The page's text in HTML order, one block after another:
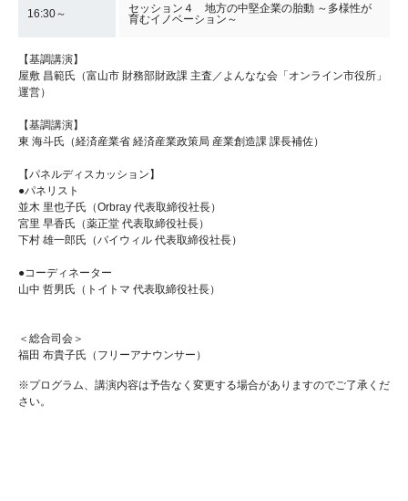
16:30～
セッション４ 地方の中堅企業の胎動 ～多様性が
育むイノベーション～
【基調講演】
屋敷 昌範氏（富山市 財務部財政課 主査／よんなな会「オンライン市役所」
運営）
【基調講演】
東 海斗氏（経済産業省 経済産業政策局 産業創造課 課長補佐）
【パネルディスカッション】
●パネリスト
並木 里也子氏（Orbray 代表取締役社長）
宮里 早香氏（薬正堂 代表取締役社長）
下村 雄一郎氏（バイウィル 代表取締役社長）
●コーディネーター
山中 哲男氏（トイトマ 代表取締役社長）
＜総合司会＞
福田 布貴子氏（フリーアナウンサー）
※プログラム、講演内容は予告なく変更する場合がありますのでご了承くだ
さい。